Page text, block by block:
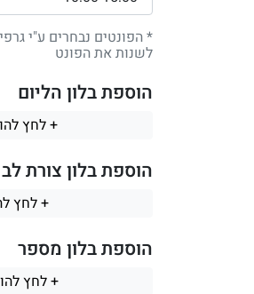
* הפונטים נבחרים ע"י
לשנות את הפונט
הוספת בלון הליום
+ לחץ להוסיף בלון הליום
הוספת בלון צורת לב
+ לחץ להוסיף בלון לב
הוספת בלון מספר
+ לחץ להוסיף בלון מספר